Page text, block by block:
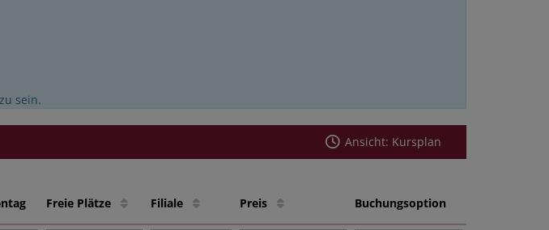
sein.
Ansicht: Kursplan
Freie Plätze Filiale Preis Buchungsoption